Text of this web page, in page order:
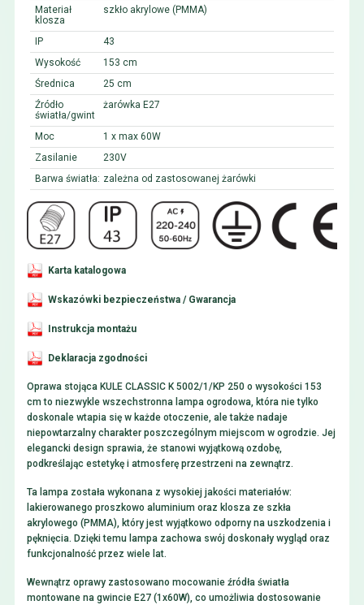
Materiał
klosza
szkło akrylowe (PMMA)
IP
43
Wysokość
153 cm
Średnica
25 cm
Źródło
światła/gwint
żarówka E27
Moc
1 x max 60W
Zasilanie
230V
Barwa światła: zależna od zastosowanej żarówki
Karta katalogowa
Wskazówki bezpieczeństwa / Gwarancja
Instrukcja montażu
Deklaracja zgodności
Oprawa stojąca KULE CLASSIC K 5002/1/KP 250 o wysokości 153
cm to niezwykle wszechstronna lampa ogrodowa, która nie tylko
doskonale wtapia się w każde otoczenie, ale także nadaje
niepowtarzalny charakter poszczególnym miejscom w ogrodzie. Jej
elegancki design sprawia, że stanowi wyjątkową ozdobę,
podkreślając estetykę i atmosferę przestrzeni na zewnątrz.
Ta lampa została wykonana z wysokiej jakości materiałów:
lakierowanego proszkowo aluminium oraz klosza ze szkła
akrylowego (PMMA), który jest wyjątkowo odporny na uszkodzenia i
pęknięcia. Dzięki temu lampa zachowa swój doskonały wygląd oraz
funkcjonalność przez wiele lat.
Wewnątrz oprawy zastosowano mocowanie źródła światła
montowane na gwincie E27 (1x60W), co umożliwia dostosowanie